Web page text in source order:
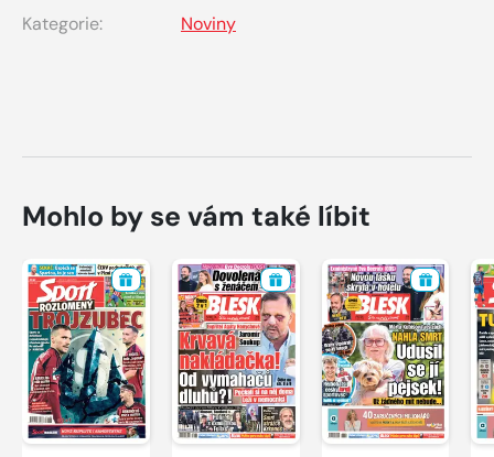
Kategorie:
Noviny
Mohlo by se vám také líbit